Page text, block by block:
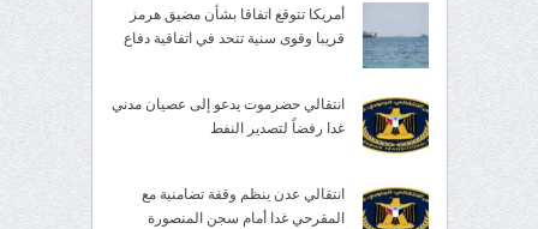
أمريكا تتوقع اتفاقا بشأن مضيق هرمز
قريبا وقوى سنية تتحد في اتفاقية دفاع
انتقالي حضرموت يدعو إلى عصيان مدني
غدا رفضاً لتصدير النفط
انتقالي عدن ينظم وقفة تضامنية مع
المقرحي غدا أمام سجن المنصورة